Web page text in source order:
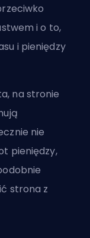
i o to,
i pieniędzy
na stronie
nie
pieniędzy,
strona z